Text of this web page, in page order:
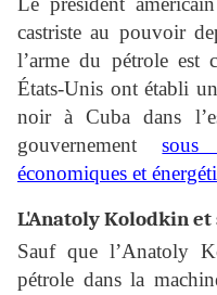
castriste au pouvoir
l’arme du pétrole est
États-Unis ont établi
noir à Cuba dans
gouvernement
économiques et
L'Anatoly Kolodkin et
Sauf que l’Anatoly
pétrole dans la